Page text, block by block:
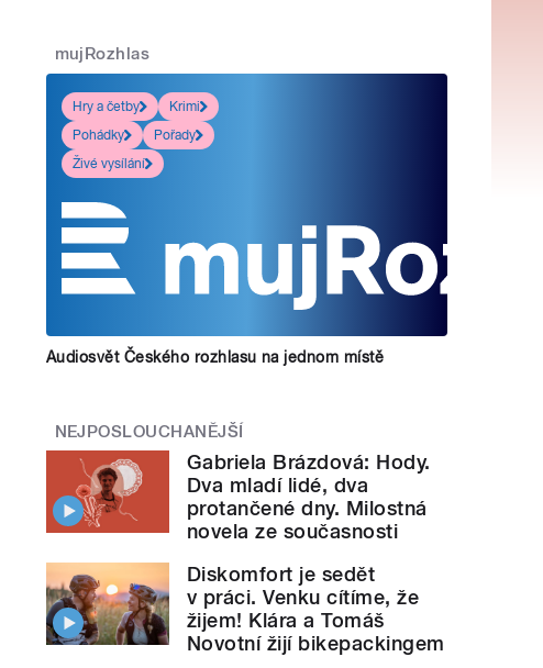
mujRozhlas
Hry a četby
Krimi
Pohádky
Pořady
Živé vysílání
Audiosvět Českého rozhlasu na jednom místě
NEJPOSLOUCHANĚJŠÍ
Gabriela Brázdová: Hody.
Dva mladí lidé, dva
protančené dny. Milostná
novela ze současnosti
Diskomfort je sedět
v práci. Venku cítíme, že
žijem! Klára a Tomáš
Novotní žijí bikepackingem